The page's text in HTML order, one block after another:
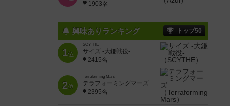
1903名
興味ありランキング トップ50
1位
SCYTHE
サイズ -大鎌戦役-
2415名
2位
Terraforming Mars
テラフォーミングマーズ
2395名